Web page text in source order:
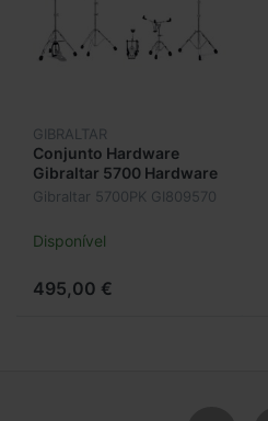
GIBRALTAR
Conjunto Hardware
Gibraltar 5700 Hardware
Pack GI809570
Gibraltar 5700PK GI809570
Disponível
495,00 €